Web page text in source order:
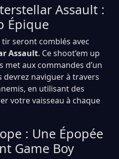
Assault :
Épique
seront comblés avec
Assault. Ce shoot’em up
met aux commandes d’un
devrez naviguer à travers
en utilisant des
votre vaisseau à chaque
: Une Épopée
Game Boy